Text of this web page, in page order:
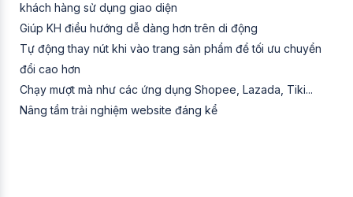
khách hàng sử dụng giao diện
Giúp KH điều hướng dễ dàng hơn trên di động
Tự động thay nút khi vào trang sản phẩm để tối ưu chuyển
đổi cao hơn
Chạy mượt mà như các ứng dụng Shopee, Lazada, Tiki...
Nâng tầm trải nghiệm website đáng kể